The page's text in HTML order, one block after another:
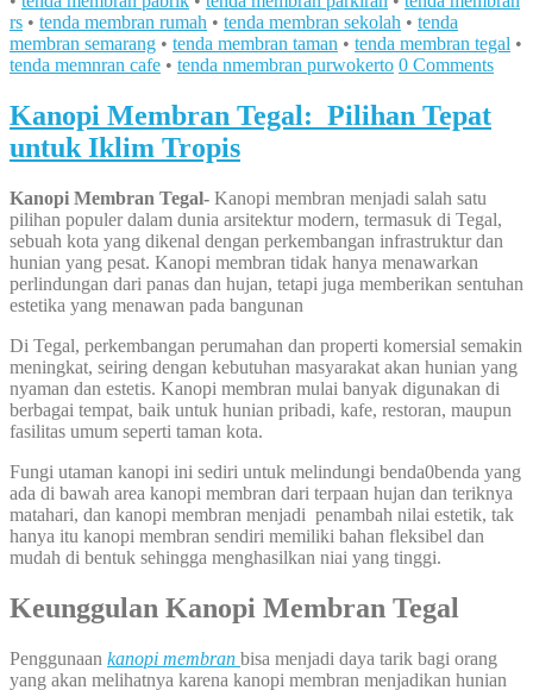
rs • tenda membran rumah • tenda membran sekolah • tenda
membran semarang • tenda membran taman • tenda membran tegal •
tenda memnran cafe • tenda nmembran purwokerto 0 Comments
Kanopi Membran Tegal: Pilihan Tepat
untuk Iklim Tropis
Kanopi Membran Tegal- Kanopi membran menjadi salah satu
pilihan populer dalam dunia arsitektur modern, termasuk di Tegal,
sebuah kota yang dikenal dengan perkembangan infrastruktur dan
hunian yang pesat. Kanopi membran tidak hanya menawarkan
perlindungan dari panas dan hujan, tetapi juga memberikan sentuhan
estetika yang menawan pada bangunan
Di Tegal, perkembangan perumahan dan properti komersial semakin
meningkat, seiring dengan kebutuhan masyarakat akan hunian yang
nyaman dan estetis. Kanopi membran mulai banyak digunakan di
berbagai tempat, baik untuk hunian pribadi, kafe, restoran, maupun
fasilitas umum seperti taman kota.
Fungi utaman kanopi ini sediri untuk melindungi benda0benda yang
ada di bawah area kanopi membran dari terpaan hujan dan teriknya
matahari, dan kanopi membran menjadi penambah nilai estetik, tak
hanya itu kanopi membran sendiri memiliki bahan fleksibel dan
mudah di bentuk sehingga menghasilkan niai yang tinggi.
Keunggulan Kanopi Membran Tegal
Penggunaan kanopi membran bisa menjadi daya tarik bagi orang
yang akan melihatnya karena kanopi membran menjadikan hunian